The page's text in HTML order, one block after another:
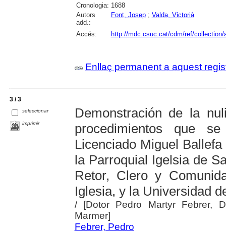
Cronologia: 1688
Autors
add.:
Font, Josep; Valda, Victorià
Accés: http://mdc.csuc.cat/cdm/ref/collection/
Enllaç permanent a aquest
3 / 3
seleccionar
imprimir
Demonstración de la
procedimientos que
Licenciado Miguel
la Parroquial Igelsia de
Retor, Clero y
Iglesia, y la Universidad
/ [Dotor Pedro Martyr Febrer,
Marmer]
Febrer, Pedro